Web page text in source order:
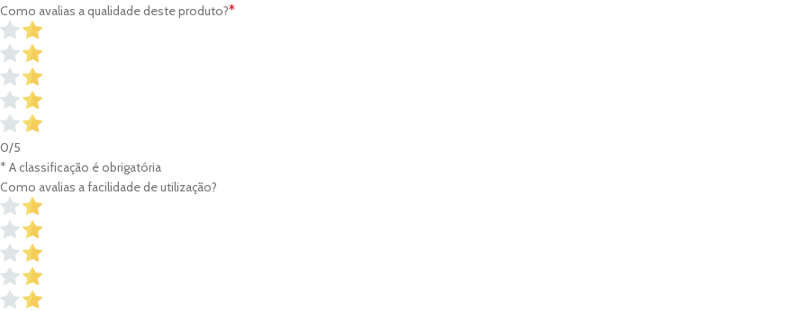
Como avalias a qualidade deste produto?*
0/5
* A classificação é obrigatória
Como avalias a facilidade de utilização?